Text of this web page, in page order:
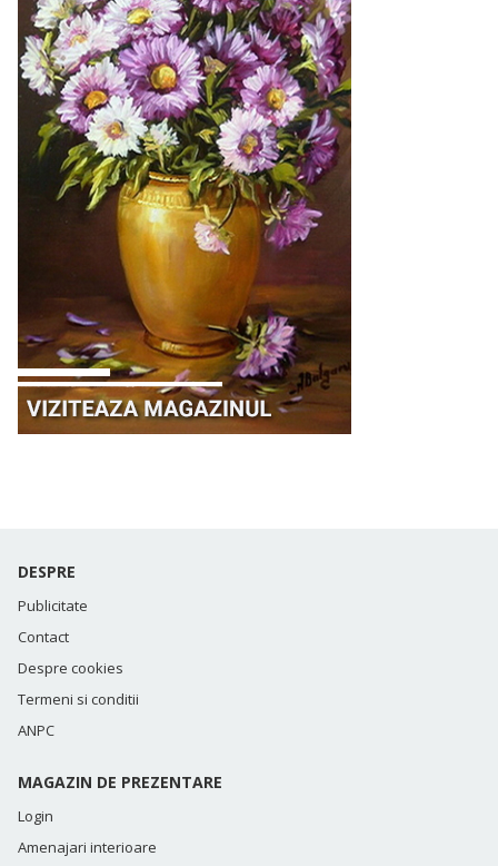
DESPRE
Publicitate
Contact
Despre cookies
Termeni si conditii
ANPC
MAGAZIN DE PREZENTARE
Login
Amenajari interioare